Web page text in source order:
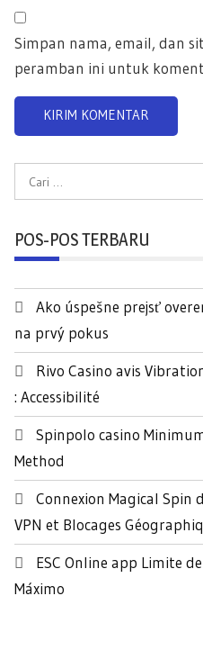
Simpan nama, email, dan
peramban ini untuk
a
u
k
:
POS-POS TERBARU
Ako úspešne prejsť
na prvý pokus
Rivo Casino avis
: Accessibilité
Spinpolo casino
Method
Connexion Magical Spin
VPN et Blocages
ESC Online app Limite
Máximo